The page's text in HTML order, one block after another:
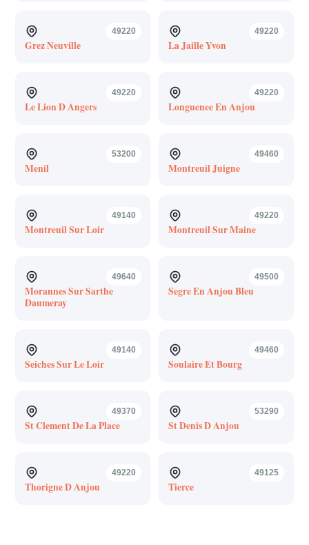
49220
Grez Neuville
49220
La Jaille Yvon
49220
Le Lion D Angers
49220
Longuenee En Anjou
53200
Menil
49460
Montreuil Juigne
49140
Montreuil Sur Loir
49220
Montreuil Sur Maine
49640
Morannes Sur Sarthe
Daumeray
49500
Segre En Anjou Bleu
49140
Seiches Sur Le Loir
49460
Soulaire Et Bourg
49370
St Clement De La Place
53290
St Denis D Anjou
49220
Thorigne D Anjou
49125
Tierce